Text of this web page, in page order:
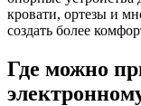
кровати, ортезы и
создать более
Где можно